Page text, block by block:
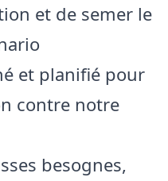
et de semer le
et planifié pour
contre notre
besognes,